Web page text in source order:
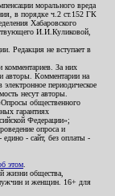
морального вреда
в порядке ч.2 ст.152 ГК
Хабаровского
И.И.Куликовой,
Редакция не вступает в
комментариев. За них
и авторы. Комментарии на
периодическое
несут авторы.
общественного
гарантиях
Федерации»;
опроса и
- сайт, без оплаты -
этом
жизни общества,
и женщин. 16+ для